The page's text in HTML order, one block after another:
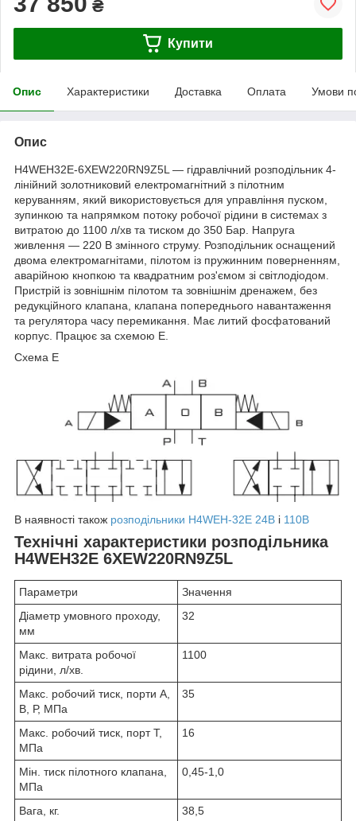
₴
Купити
Опис Характеристики Доставка Оплата Умови
Опис
H4WEH32E-6XEW220RN9Z5L — гідравлічний розподільник 4-
лінійний золотниковий електромагнітний з пілотним
керуванням, який використовується для управління пуском,
зупинкою та напрямком потоку робочої рідини в системах з
витратою до 1100 л/хв та тиском до 350 Бар. Напруга
живлення — 220 В змінного струму. Розподільник оснащений
двома електромагнітами, пілотом із пружинним поверненням,
аварійною кнопкою та квадратним роз'ємом зі світлодіодом.
Пристрій із зовнішнім пілотом та зовнішнім дренажем, без
редукційного клапана, клапана попереднього навантаження
та регулятора часу перемикання. Має литий фосфатований
корпус. Працює за схемою E.
Схема Е
В наявності також розподільники H4WEH-32E 24В і 110В
Технічні характеристики розподільника
H4WEH32E 6XEW220RN9Z5L
Параметри
Значення
Діаметр умовного проходу,
мм
32
Макс. витрата робочої
рідини, л/хв.
1100
Макс. робочий тиск, порти А,
В, Р, МПа
35
Макс. робочий тиск, порт Т,
МПа
16
Мін. тиск пілотного клапана,
МПа
0,45-1,0
Вага, кг. 38,5